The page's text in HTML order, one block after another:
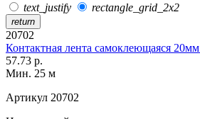
text_justify
rectangle_grid_2x2
return
20702
Контактная лента самоклеющаяся
57.73 р.
Мин. 25 м
Артикул 20702